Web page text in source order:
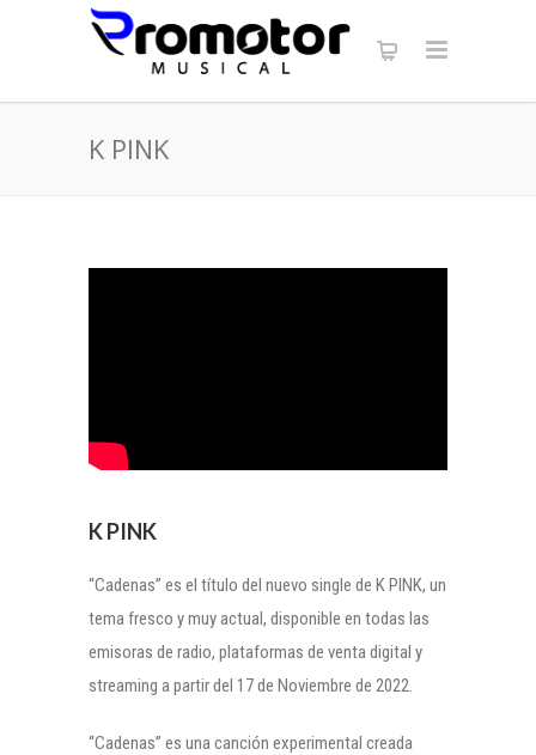
K PINK
K PINK
“Cadenas” es el título del nuevo single de K PINK, un
tema fresco y muy actual, disponible en todas las
emisoras de radio, plataformas de venta digital y
streaming a partir del 17 de Noviembre de 2022.
“Cadenas” es una canción experimental creada